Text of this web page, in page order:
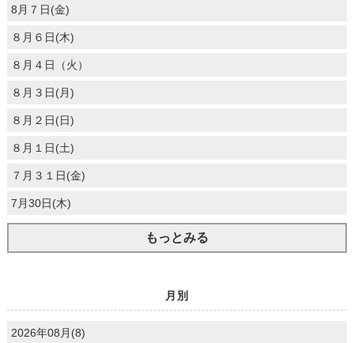
8月７日(金)
８月６日(木)
８月４日（火）
８月３日(月)
８月２日(日)
８月１日(土)
７月３１日(金)
7月30日(木)
もっとみる
月別
2026年08月(8)